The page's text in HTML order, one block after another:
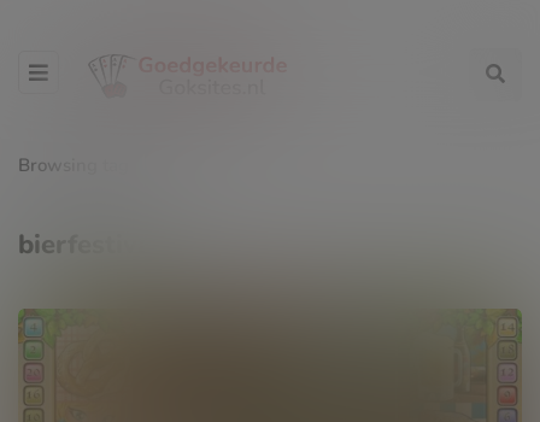
Browsing tag
bierfestival